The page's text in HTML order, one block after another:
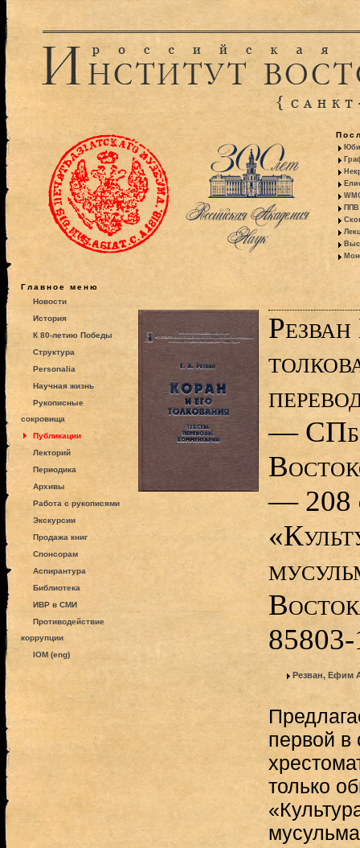
ППВ
Главное меню
Новости
История
К 80-летию Победы
Структура
Personalia
Научная жизнь
Рукописные
сокровища
Публикации
Лекторий
Периодика
Архивы
Работа с рукописями
Экскурсии
Продажа книг
Спонсорам
Аспирантура
Библиотека
ИВР в СМИ
Противодействие
коррупции
IOM (eng)
— СПб.:
— 208
Резван, Ефим
первой в
только